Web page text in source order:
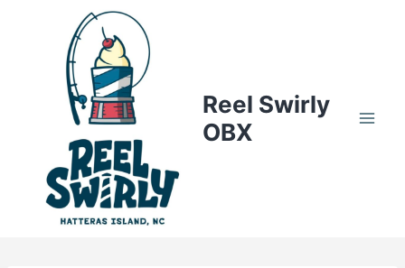
Reel Swirly
OBX